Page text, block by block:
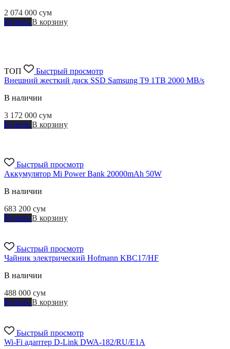
2 074 000 сум
Купить В корзину
ТОП
Быстрый просмотр
Внешний жесткий диск SSD Samsung T9 1TB 2000 MB/s
В наличии
3 172 000 сум
Купить В корзину
Быстрый просмотр
Аккумулятор Mi Power Bank 20000mAh 50W
В наличии
683 200 сум
Купить В корзину
Быстрый просмотр
Чайник электрический Hofmann KBC17/HF
В наличии
488 000 сум
Купить В корзину
Быстрый просмотр
Wi-Fi адаптер D-Link DWA-182/RU/E1A